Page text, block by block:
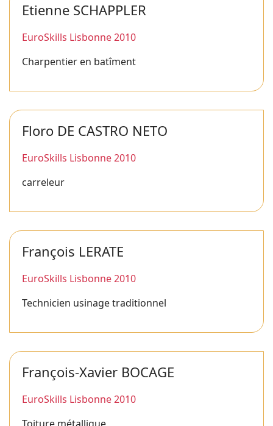
Etienne SCHAPPLER
EuroSkills Lisbonne 2010
Charpentier en batîment
Floro DE CASTRO NETO
EuroSkills Lisbonne 2010
carreleur
François LERATE
EuroSkills Lisbonne 2010
Technicien usinage traditionnel
François-Xavier BOCAGE
EuroSkills Lisbonne 2010